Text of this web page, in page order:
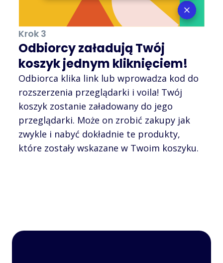
Krok 3
Odbiorcy załadują Twój
koszyk jednym kliknięciem!
Odbiorca klika link lub wprowadza kod do
rozszerzenia przeglądarki i voila! Twój
koszyk zostanie załadowany do jego
przeglądarki. Może on zrobić zakupy jak
zwykle i nabyć dokładnie te produkty,
które zostały wskazane w Twoim koszyku.